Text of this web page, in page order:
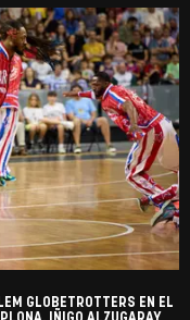
GLOBETROTTERS EN EL